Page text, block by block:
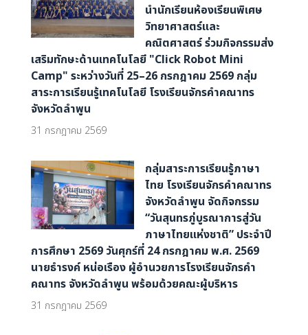
นำนักเรียนห้องเรียนพิเศษ
วิทยาศาสตร์และ
คณิตศาสตร์ ร่วมกิจกรรมส่ง
เสริมทักษะด้านเทคโนโลยี "Click Robot Mini
Camp" ระหว่างวันที่ 25–26 กรกฎาคม 2569 กลุ่ม
สาระการเรียนรู้เทคโนโลยี โรงเรียนจักรคำคณาทร
จังหวัดลำพูน
31 กรกฎาคม 2569
กลุ่มสาระการเรียนรู้ภาษา
ไทย โรงเรียนจักรคำคณาทร
จังหวัดลำพูน จัดกิจกรรม
“วันสุนทรภู่บูรณาการสู่วัน
ภาษาไทยแห่งชาติ” ประจำปี
การศึกษา 2569 วันศุกร์ที่ 24 กรกฎาคม พ.ศ. 2569
นายธำรงค์ หน่อเรือง ผู้อำนวยการโรงเรียนจักรคำ
คณาทร จังหวัดลำพูน พร้อมด้วยคณะผู้บริหาร
31 กรกฎาคม 2569